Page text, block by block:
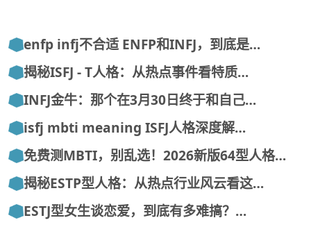
enfp infj不合适 ENFP和INFJ，到底是…
揭秘ISFJ - T人格：从热点事件看特质…
INFJ金牛：那个在3月30日终于和自己…
isfj mbti meaning ISFJ人格深度解…
免费测MBTI，别乱选！2026新版64型人格…
揭秘ESTP型人格：从热点行业风云看这…
ESTJ型女生谈恋爱，到底有多难搞？…